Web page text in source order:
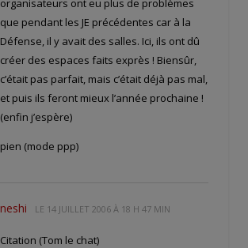
organisateurs ont eu plus de problèmes
que pendant les JE précédentes car à la
Défense, il y avait des salles. Ici, ils ont dû
créer des espaces faits exprès ! Biensûr,
c’était pas parfait, mais c’était déjà pas mal,
et puis ils feront mieux l’année prochaine !
(enfin j’espère)
pien (mode ppp)
neshi LE 14 JUILLET 2006 À 18 H 47 MIN
Citation (Tom le chat)